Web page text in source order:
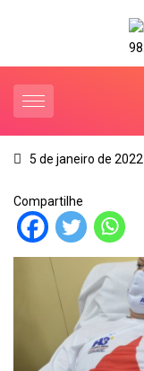
5 de janeiro de 2022
Compartilhe